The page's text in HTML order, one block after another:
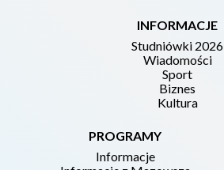
INFORMACJE
Studniówki 2026
Wiadomości
Sport
Biznes
Kultura
PROGRAMY
Informacje